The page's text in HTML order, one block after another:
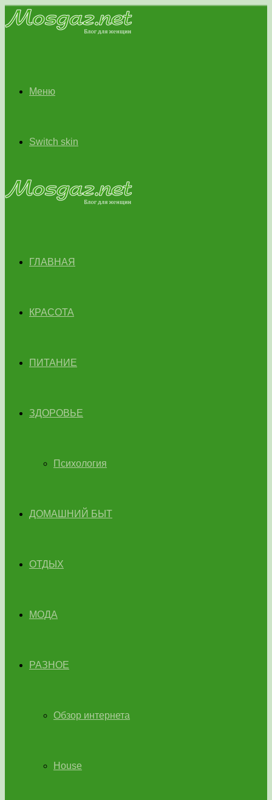
Меню
Switch skin
ГЛАВНАЯ
КРАСОТА
ПИТАНИЕ
ЗДОРОВЬЕ
Психология
ДОМАШНИЙ БЫТ
ОТДЫХ
МОДА
РАЗНОЕ
Обзор интернета
House